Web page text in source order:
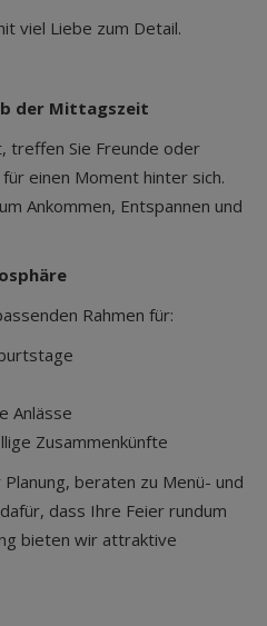
viel Liebe zum Detail.
der Mittagszeit
treffen Sie Freunde oder
einen Moment hinter sich.
Ankommen, Entspannen und
Rahmen für:
Anlässe
Zusammenkünfte
beraten zu Menü- und
dass Ihre Feier rundum
bieten wir attraktive